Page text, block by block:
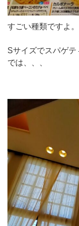
すごい種類ですよ。
Sサイズでスパゲ
では、、、